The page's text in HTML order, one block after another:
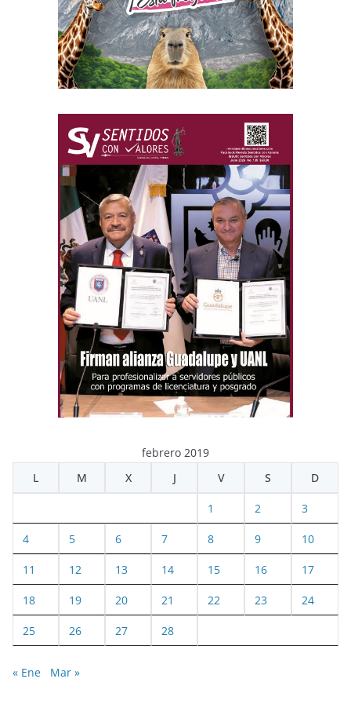
febrero 2019
L
M X J V S D
1 2 3
4 5 6 7 8 9 10
11 12 13 14 15 16 17
18 19 20 21 22 23 24
25 26 27 28
« Ene Mar »